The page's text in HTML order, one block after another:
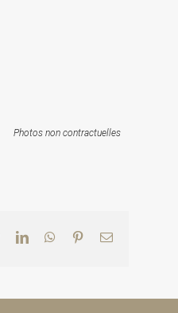
Photos non contractuelles
TwitterLinkedInWhatsApp
PinterestEmail